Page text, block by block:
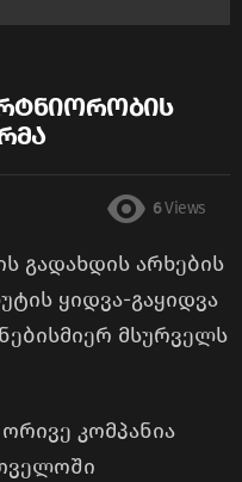
6 Views
გადახდის არხების
ყიდვა-გაყიდვა
მსურველს
კომპანია